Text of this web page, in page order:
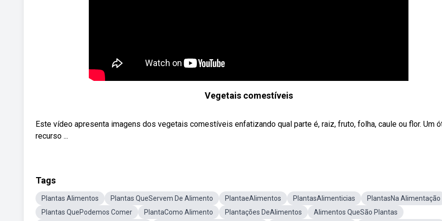
Vegetais comestíveis
Este vídeo apresenta imagens dos vegetais comestíveis enfatizando qual parte é, raiz, fruto, folha, caule ou flor. Um
recurso ...
Tags
Plantas Alimentos Plantas QueServem De Alimento PlantaeAlimentos PlantasAlimenticias
PlantasNa Alimentação
Plantas QuePodemos Comer
PlantaComo Alimento Plantações DeAlimentos Alimentos QueSão Plantas